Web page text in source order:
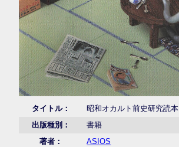
タイトル：
昭和オカルト前史研究読本
出版種別：
書籍
著者：
ASIOS